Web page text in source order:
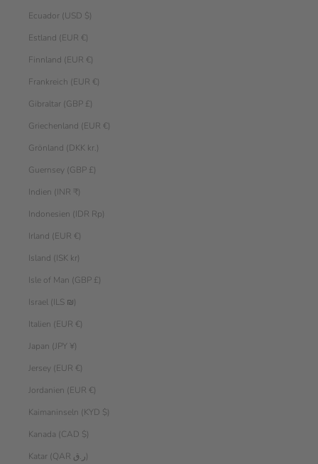
Ecuador (USD $)
Estland (EUR €)
Finnland (EUR €)
Frankreich (EUR €)
Gibraltar (GBP £)
Griechenland (EUR €)
Grönland (DKK kr.)
Guernsey (GBP £)
Indien (INR ₹)
Indonesien (IDR Rp)
Irland (EUR €)
Island (ISK kr)
Isle of Man (GBP £)
Israel (ILS ₪)
Italien (EUR €)
Japan (JPY ¥)
Jersey (EUR €)
Jordanien (EUR €)
Kaimaninseln (KYD $)
Kanada (CAD $)
Katar (QAR ر.ق)